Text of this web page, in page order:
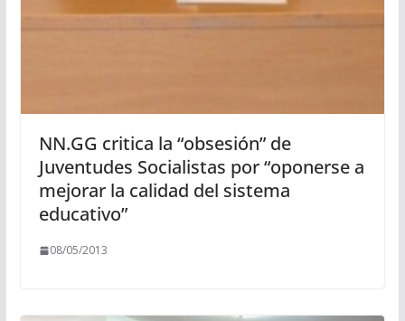
NN.GG critica la “obsesión” de
Juventudes Socialistas por “oponerse a
mejorar la calidad del sistema
educativo”
08/05/2013